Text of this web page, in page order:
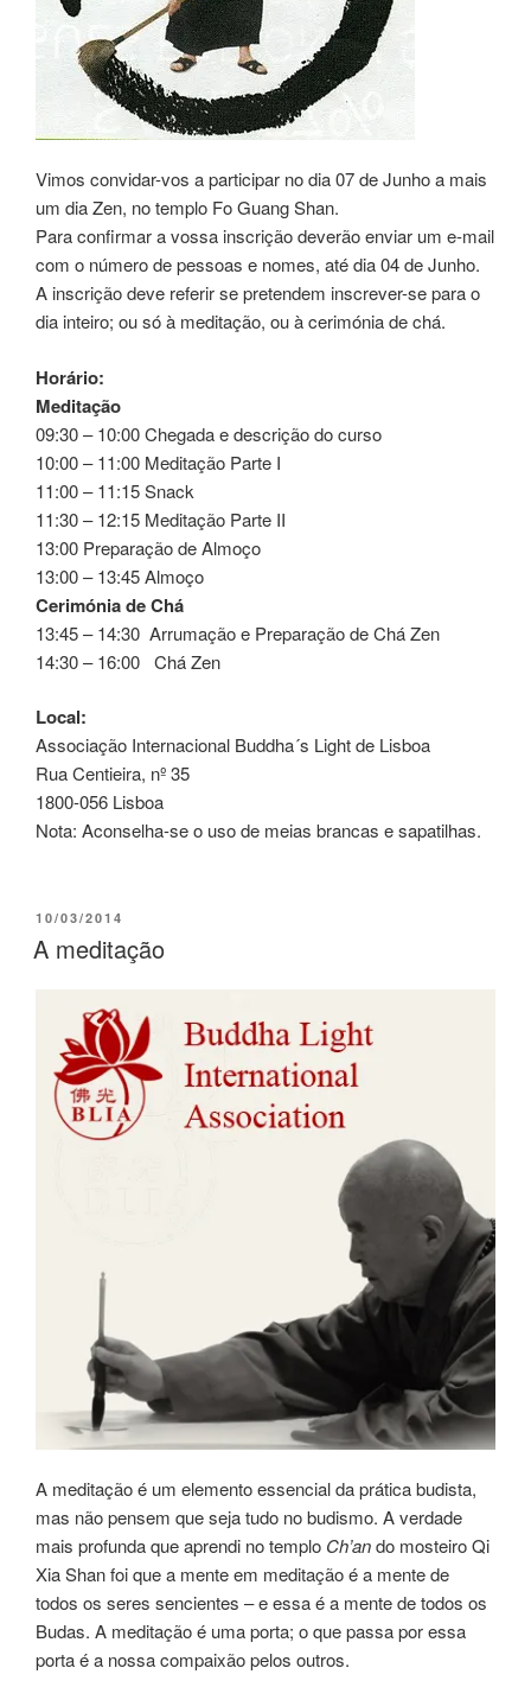
Vimos convidar-vos a participar no dia 07 de Junho a mais
um dia Zen, no templo Fo Guang Shan.
Para confirmar a vossa inscrição deverão enviar um e-mail
com o número de pessoas e nomes, até dia 04 de Junho.
A inscrição deve referir se pretendem inscrever-se para o
dia inteiro; ou só à meditação, ou à cerimónia de chá.
Horário:
Meditação
09:30 – 10:00 Chegada e descrição do curso
10:00 – 11:00 Meditação Parte I
11:00 – 11:15 Snack
11:30 – 12:15 Meditação Parte II
13:00 Preparação de Almoço
13:00 – 13:45 Almoço
Cerimónia de Chá
13:45 – 14:30 Arrumação e Preparação de Chá Zen
14:30 – 16:00 Chá Zen
Local:
Associação Internacional Buddha´s Light de Lisboa
Rua Centieira, nº 35
1800-056 Lisboa
Nota: Aconselha-se o uso de meias brancas e sapatilhas.
10/03/2014
A meditação
A meditação é um elemento essencial da prática budista,
mas não pensem que seja tudo no budismo. A verdade
mais profunda que aprendi no templo Ch’ando mosteiro Qi
Xia Shan foi que a mente em meditação é a mente de
todos os seres sencientes – e essa é a mente de todos os
Budas. A meditação é uma porta; o que passa por essa
porta é a nossa compaixão pelos outros.